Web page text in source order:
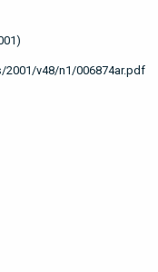
v48/n1/006874ar.pdf